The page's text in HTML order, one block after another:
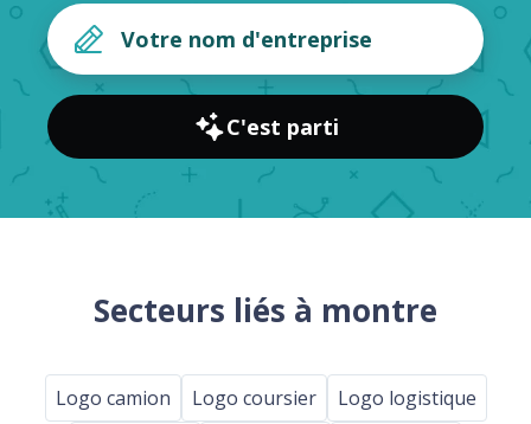
C'est parti
Secteurs liés à montre
Logo camion Logo coursier
Logo logistique